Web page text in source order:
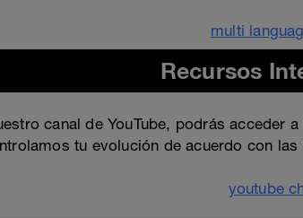
Recursos
canal de YouTube, podrás acceder
tu evolución de acuerdo con